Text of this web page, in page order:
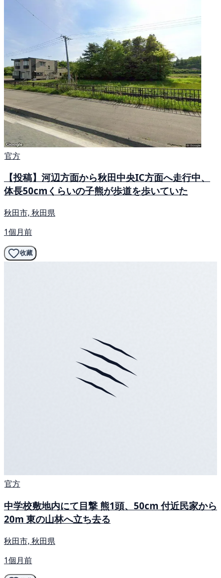
官方
【投稿】河辺方面から秋田中央IC方面へ走行中、
体長50cmくらいの子熊が歩道を歩いていた
秋田市, 秋田県
1個月前
收藏
官方
中学校敷地内にて目撃 熊1頭、50cm 付近民家から
20m 東の山林へ立ち去る
秋田市, 秋田県
1個月前